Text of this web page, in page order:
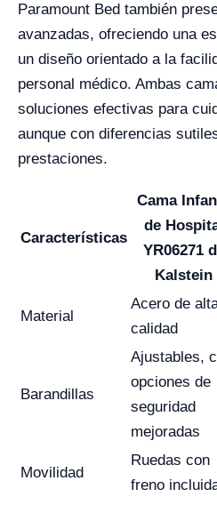
Paramount Bed también
avanzadas, ofreciendo una
un diseño orientado a la
personal médico. Ambas
soluciones efectivas para
aunque con diferencias
prestaciones.
Características
Cama
de
YR06271
Kalstein
Material
Acero de
calidad
Barandillas
Ajustables,
opciones de
seguridad
mejoradas
Movilidad
Ruedas con
freno